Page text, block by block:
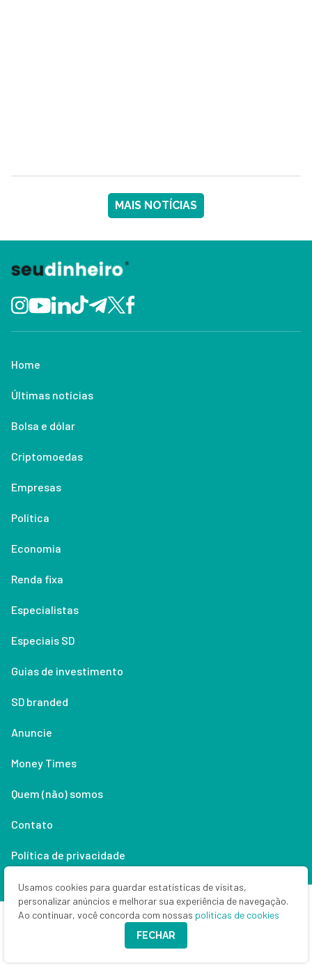
MAIS NOTÍCIAS
Home
Últimas notícias
Bolsa e dólar
Criptomoedas
Empresas
Política
Economia
Renda fixa
Especialistas
Especiais SD
Guias de investimento
SD branded
Anuncie
Money Times
Quem (não) somos
Contato
Política de privacidade
Lifestyle
Copyright © 2026 Seu Dinheiro. Todos os direitos reservados.
CNPJ: 33.523.405/0001-63
Usamos cookies para guardar estatísticas de visitas,
personalizar anúncios e melhorar sua experiência de navegação.
Ao continuar, você concorda com nossas políticas de cookies
FECHAR